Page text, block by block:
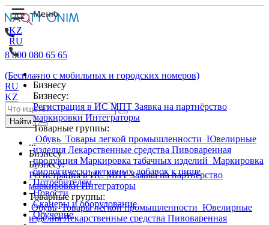
KZ
RU
...
Бизнесу
Бизнесу:
Регистрация в ИС МПТ Заявка на партнёрство
маркировкиИнтеграторы
Товарные группы:
Обувь Товары легкой промышленности Ювелирные
изделия Лекарственные средства Пивоваренная
продукция Маркировка табачных изделий Маркировка
биологически активных добавок к пище
Потребителям
Новости
Сканеры и оборудование
Обучение
8 800 080 65 65
(Бесплатно с мобильных и городских номеров)
RU
KZ
Найти
...
Бизнесу
Бизнесу:
Регистрация в ИС МПТЗаявка на партнёрство
маркировкиИнтеграторы
Товарные группы:
ОбувьТовары легкой промышленности Ювелирные
изделияЛекарственные средства Пивоваренная